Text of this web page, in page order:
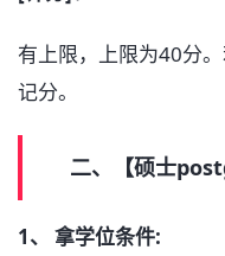
有上限，上限为40分
记分。
二、【硕士
1、 拿学位条件: